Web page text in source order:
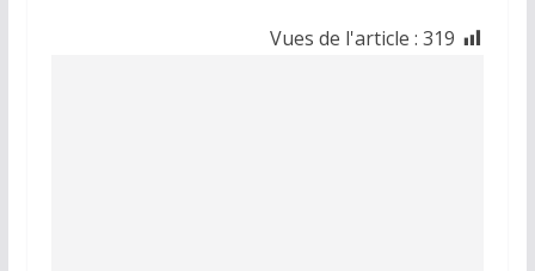
Vues de l'article : 319